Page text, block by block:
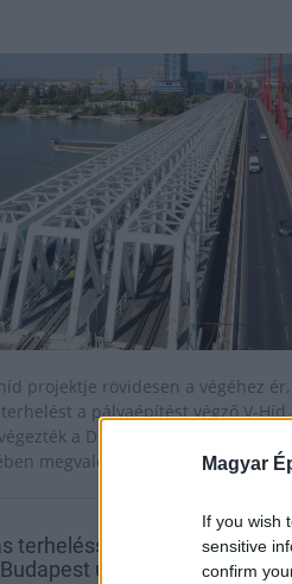
Magyar
If you wish
sensitive
confirm
projektje rövidesen a végéhez ér,
a pályaépítést végző V-Híd
a Duna Aszfalt
megvalósuló projektben.
terheléssel bizonyította
új hídja